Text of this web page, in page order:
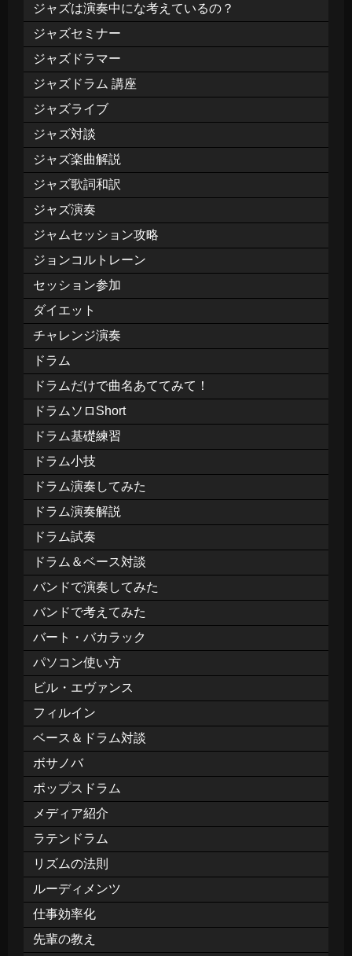
ジャズは演奏中にな考えているの？
ジャズセミナー
ジャズドラマー
ジャズドラム 講座
ジャズライブ
ジャズ対談
ジャズ楽曲解説
ジャズ歌詞和訳
ジャズ演奏
ジャムセッション攻略
ジョンコルトレーン
セッション参加
ダイエット
チャレンジ演奏
ドラム
ドラムだけで曲名あててみて！
ドラムソロShort
ドラム基礎練習
ドラム小技
ドラム演奏してみた
ドラム演奏解説
ドラム試奏
ドラム＆ベース対談
バンドで演奏してみた
バンドで考えてみた
バート・バカラック
パソコン使い方
ビル・エヴァンス
フィルイン
ベース＆ドラム対談
ボサノバ
ポップスドラム
メディア紹介
ラテンドラム
リズムの法則
ルーディメンツ
仕事効率化
先輩の教え